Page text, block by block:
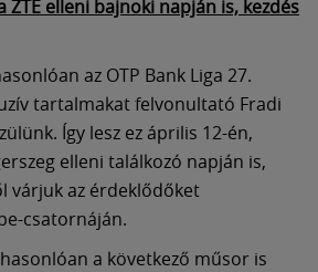
ZTE elleni bajnoki napján is, kezdés
az OTP Bank Liga 27.
tartalmakat felvonultató Fradi
Így lesz ez április 12-én,
elleni találkozó napján is,
várjuk az érdeklődőket
csatornáján.
a következő műsor is